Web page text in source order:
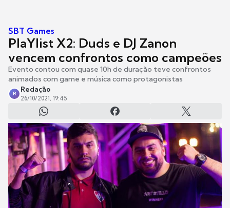
SBT Games
PlaYlist X2: Duds e DJ Zanon
vencem confrontos como campeões
Evento contou com quase 10h de duração teve confrontos
animados com game e música como protagonistas
R
Redação
26/10/2021, 19:45